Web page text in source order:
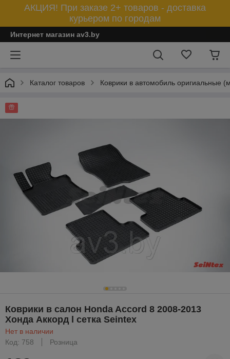
АКЦИЯ! При заказе 2+ товаров - доставка
курьером по городам
Интернет магазин av3.by
Каталог товаров Коврики в автомобиль оригиальные
Коврики в салон Honda Accord 8 2008-2013
Хонда Аккорд l сетка Seintex
Нет в наличии
Код: 758
Розница